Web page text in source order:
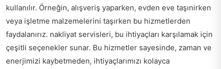
kullanılır. Örneğin, alışveriş yaparken, evden eve taşınirken
veya işletme malzemelerini taşırken bu hizmetlerden
faydalanırız. nakliyat servisleri, bu ihtiyaçları karşılamak için
çeşitli seçenekler sunar. Bu hizmetler sayesinde, zaman ve
enerjimizi kaybetmeden, ihtiyaçlarımızı kolayca